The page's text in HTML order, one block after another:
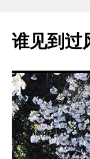
正
文
谁见到过